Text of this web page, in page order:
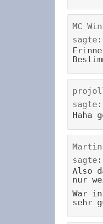
MC
sagte:
sagte:
Haha
Martin
sagte:
Also
nur
War
sehr